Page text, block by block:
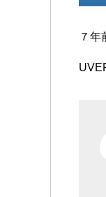
７年